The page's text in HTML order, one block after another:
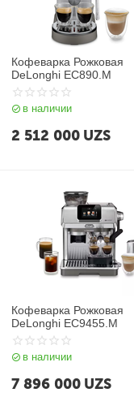
Кофеварка Рожковая
DeLonghi EC890.M
в наличии
2 512 000 UZS
Кофеварка Рожковая
DeLonghi EC9455.M
в наличии
7 896 000 UZS